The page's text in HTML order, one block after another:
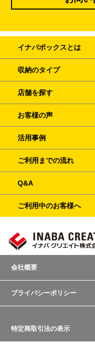
イナバボックスとは
収納のタイプ
店舗を探す
お客様の声
活用事例
ご利用までの流れ
Q&A
ご利用中のお客様へ
会社概要
プライバシーポリシー
特定商取引法の表示